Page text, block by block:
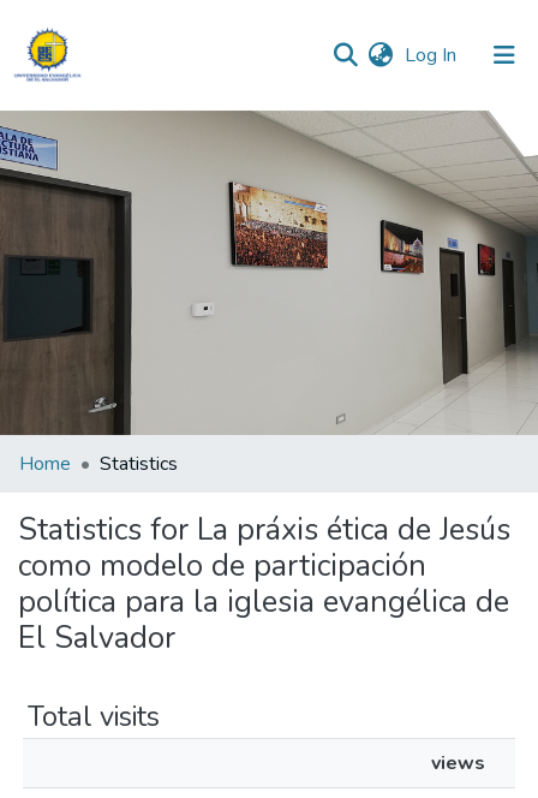
Log In (current)
Communities & Collections
All of DSpace
Home Statistics
Statistics for La práxis ética de Jesús
como modelo de participación
política para la iglesia evangélica de
El Salvador
Total visits
views